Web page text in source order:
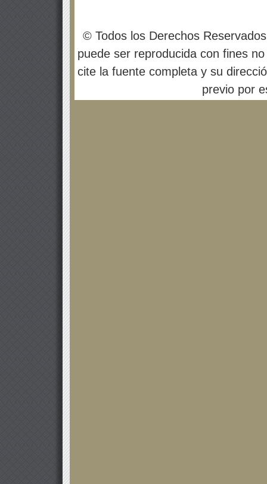
© Todos los Derechos
puede ser reproducida con fines
cite la fuente completa y su
previo por